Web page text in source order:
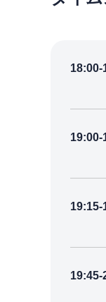
18:00-
19:00-
19:15-
19:45-